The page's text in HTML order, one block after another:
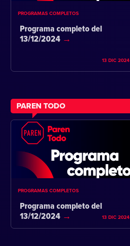
PROGRAMAS COMPLETOS
Programa completo del
13/12/2024
13 DIC 2024
PAREN TODO
PROGRAMAS COMPLETOS
Programa completo del
13/12/2024
13 DIC 2024